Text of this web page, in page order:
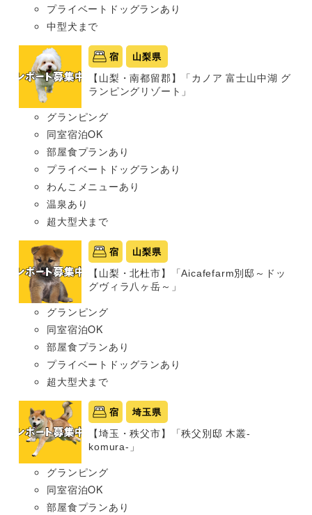
プライベートドッグランあり
中型犬まで
宿 山梨県
【山梨・南都留郡】「カノア 富士山中湖 グ
ランピングリゾート」
グランピング
同室宿泊OK
部屋食プランあり
プライベートドッグランあり
わんこメニューあり
温泉あり
超大型犬まで
宿 山梨県
【山梨・北杜市】「Aicafefarm別邸～ドッ
グヴィラ八ヶ岳～」
グランピング
同室宿泊OK
部屋食プランあり
プライベートドッグランあり
超大型犬まで
宿 埼玉県
【埼玉・秩父市】「秩父別邸 木叢-
komura-」
グランピング
同室宿泊OK
部屋食プランあり